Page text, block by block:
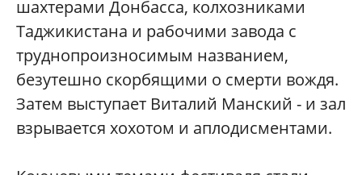
шахтерами Донбасса, колхозниками
Таджикистана и рабочими завода с
труднопроизносимым названием,
безутешно скорбящими о смерти вождя.
Затем выступает Виталий Манский - и зал
взрывается хохотом и аплодисментами.